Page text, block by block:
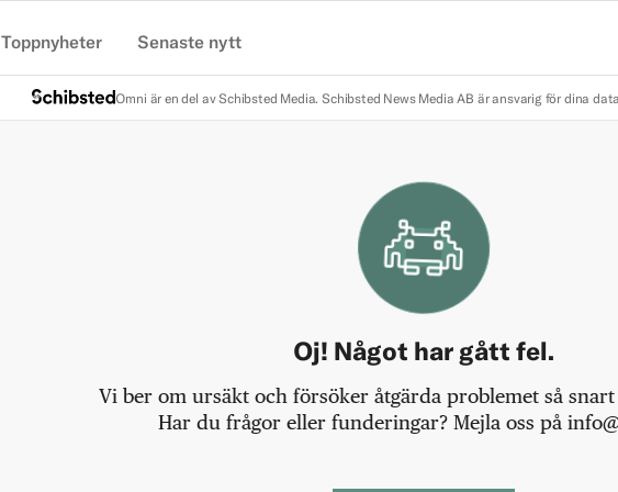
Toppnyheter Senaste nytt
Omni är en del av Schibsted Media. Schibsted News Media AB är ansvarig för dina
Oj! Något har gått fel.
Vi ber om ursäkt och försöker åtgärda problemet så
Har du frågor eller funderingar? Mejla oss på